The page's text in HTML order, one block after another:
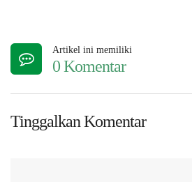
Artikel ini memiliki
0 Komentar
Tinggalkan Komentar